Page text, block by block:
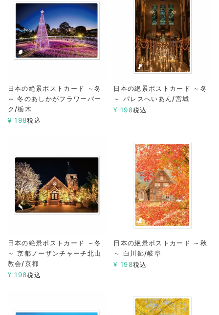
日本の絶景ポストカード ～冬
～ 冬のあしかがフラワーパー
ク/栃木
¥ 198税込
日本の絶景ポストカード ～冬
～ パレスへいあん/宮城
¥ 198税込
日本の絶景ポストカード ～冬
～ 京都ノーザンチャーチ北山
教会/京都
¥ 198税込
日本の絶景ポストカード ～秋
～ 白川郷/岐阜
¥ 198税込